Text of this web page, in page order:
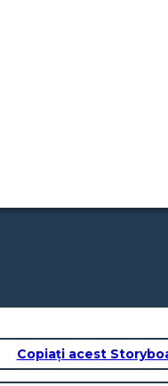
Copiați acest